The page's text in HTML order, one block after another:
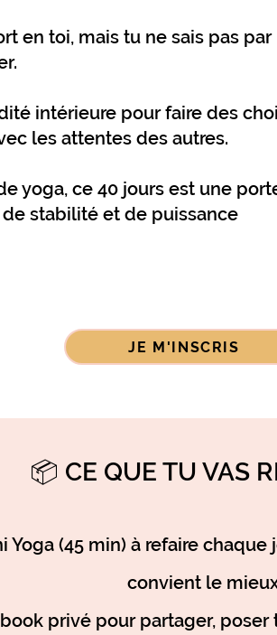
en toi, mais tu ne sais pas par
intérieure pour faire des
les attentes des autres.
yoga, ce 40 jours est une
stabilité et de puissance
JE M'INSCRIS
📦 CE QUE TU VAS
Yoga (45 min) à refaire
convient le
privé pour partager,